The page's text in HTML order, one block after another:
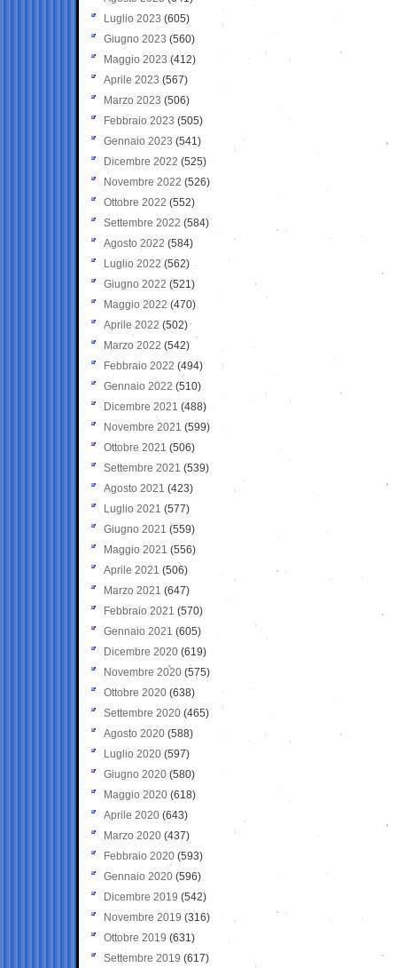
Luglio 2023 (605)
Giugno 2023 (560)
Maggio 2023 (412)
Aprile 2023 (567)
Marzo 2023 (506)
Febbraio 2023 (505)
Gennaio 2023 (541)
Dicembre 2022 (525)
Novembre 2022 (526)
Ottobre 2022 (552)
Settembre 2022 (584)
Agosto 2022 (584)
Luglio 2022 (562)
Giugno 2022 (521)
Maggio 2022 (470)
Aprile 2022 (502)
Marzo 2022 (542)
Febbraio 2022 (494)
Gennaio 2022 (510)
Dicembre 2021 (488)
Novembre 2021 (599)
Ottobre 2021 (506)
Settembre 2021 (539)
Agosto 2021 (423)
Luglio 2021 (577)
Giugno 2021(559)
Maggio 2021 (556)
Aprile 2021 (506)
Marzo 2021 (647)
Febbraio 2021 (570)
Gennaio 2021 (605)
Dicembre 2020 (619)
Novembre 2020 (575)
Ottobre 2020 (638)
Settembre 2020(465)
Agosto 2020 (588)
Luglio 2020 (597)
Giugno 2020 (580)
Maggio 2020 (618)
Aprile 2020 (643)
Marzo 2020 (437)
Febbraio 2020 (593)
Gennaio 2020 (596)
Dicembre 2019 (542)
Novembre 2019 (316)
Ottobre 2019 (631)
Settembre 2019 (617)